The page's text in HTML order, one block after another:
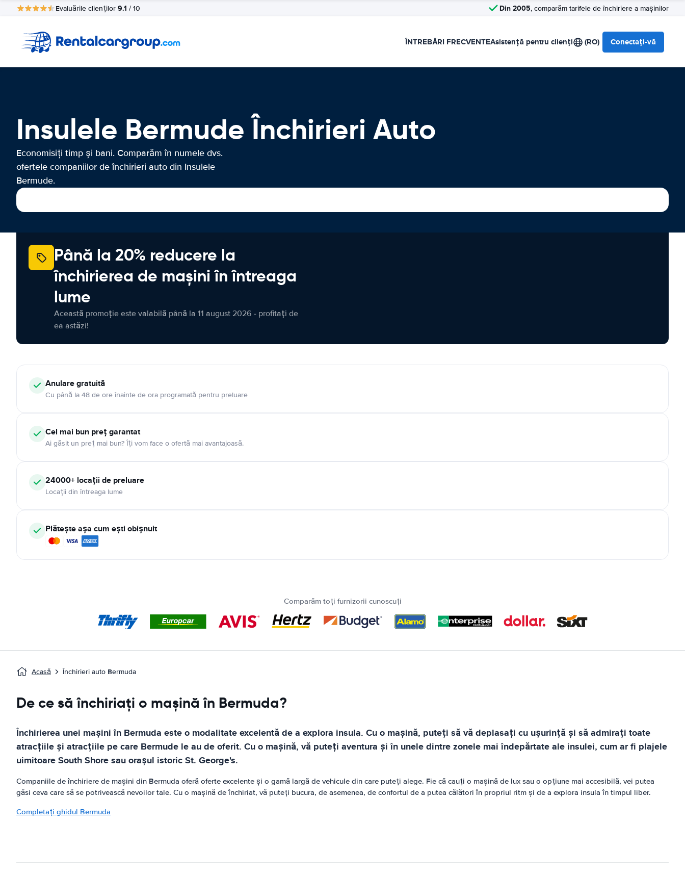
Evaluările clienților 9.1 / 10 Din 2005, comparăm tarifele de închiriere a mașinilor
ÎNTREBĂRI FRECVENTEAsistență pentru clienți (RO) Conectați-vă
Insulele Bermude Închirieri Auto
Economisiți timp și bani. Comparăm în numele dvs.
ofertele companiilor de închirieri auto din Insulele
Bermude.
Până la 20% reducere la
închirierea de mașini în întreaga
lume
Această promoție este valabilă până la 11 august 2026 - profitați de
ea astăzi!
Anulare gratuită
Cu până la 48 de ore înainte de ora programată pentru preluare
Cel mai bun preț garantat
Ai găsit un preț mai bun? Îți vom face o ofertă mai avantajoasă.
24000+ locații de preluare
Locații din întreaga lume
Plătește așa cum ești obișnuit
Comparăm toți furnizorii cunoscuți
Acasă Închirieri auto Bermuda
De ce să închiriați o mașină în Bermuda?
Închirierea unei mașini în Bermuda este o modalitate excelentă de a explora insula. Cu o mașină, puteți să vă deplasați cu ușurință și să admirați toate
atracțiile și atracțiile pe care Bermude le au de oferit. Cu o mașină, vă puteți aventura și în unele dintre zonele mai îndepărtate ale insulei, cum ar fi plajele
uimitoare South Shore sau orașul istoric St. George's.
Companiile de închiriere de mașini din Bermuda oferă oferte excelente și o gamă largă de vehicule din care puteți alege. Fie că cauți o mașină de lux sau o opțiune mai accesibilă, vei putea
găsi ceva care să se potrivească nevoilor tale. Cu o mașină de închiriat, vă puteți bucura, de asemenea, de confortul de a putea călători în propriul ritm și de a explora insula în timpul liber.
Completați ghidul Bermuda